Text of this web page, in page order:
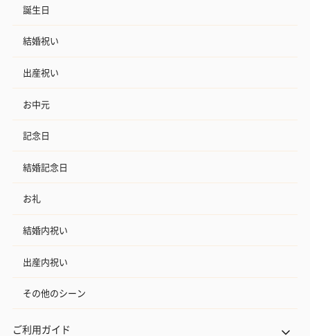
誕生日
結婚祝い
出産祝い
お中元
記念日
結婚記念日
お礼
結婚内祝い
出産内祝い
その他のシーン
ご利用ガイド